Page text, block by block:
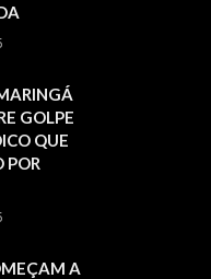
GOLPE
QUE
POR
A